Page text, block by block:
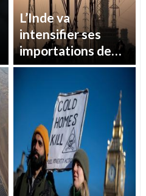
L’Inde va
intensifier ses
importations de
gaz pour répondre
d’électricité
estivale